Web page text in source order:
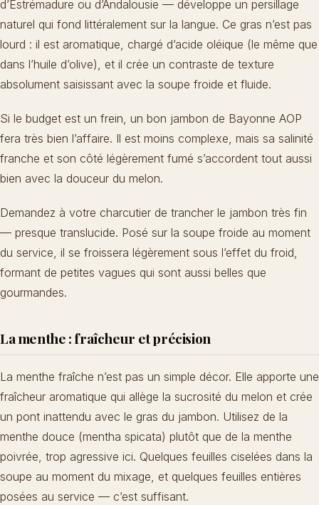
d’Estrémadure ou d’Andalousie — développe un persillage
naturel qui fond littéralement sur la langue. Ce gras n’est pas
lourd : il est aromatique, chargé d’acide oléique (le même que
dans l’huile d’olive), et il crée un contraste de texture
absolument saisissant avec la soupe froide et fluide.
Si le budget est un frein, un bon jambon de Bayonne AOP
fera très bien l’affaire. Il est moins complexe, mais sa salinité
franche et son côté légèrement fumé s’accordent tout aussi
bien avec la douceur du melon.
Demandez à votre charcutier de trancher le jambon très fin
— presque translucide. Posé sur la soupe froide au moment
du service, il se froissera légèrement sous l’effet du froid,
formant de petites vagues qui sont aussi belles que
gourmandes.
La menthe : fraîcheur et précision
La menthe fraîche n’est pas un simple décor. Elle apporte une
fraîcheur aromatique qui allège la sucrosité du melon et crée
un pont inattendu avec le gras du jambon. Utilisez de la
menthe douce (mentha spicata) plutôt que de la menthe
poivrée, trop agressive ici. Quelques feuilles ciselées dans la
soupe au moment du mixage, et quelques feuilles entières
posées au service — c’est suffisant.